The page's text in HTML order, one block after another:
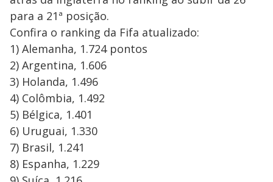
para a 21ª posição.
Confira o ranking da Fifa atualizado:
1) Alemanha, 1.724 pontos
2) Argentina, 1.606
3) Holanda, 1.496
4) Colômbia, 1.492
5) Bélgica, 1.401
6) Uruguai, 1.330
7) Brasil, 1.241
8) Espanha, 1.229